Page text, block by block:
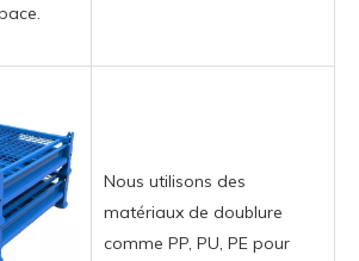
Nous utilisons des
matériaux de doublure
comme PP, PU, ​​PE pour